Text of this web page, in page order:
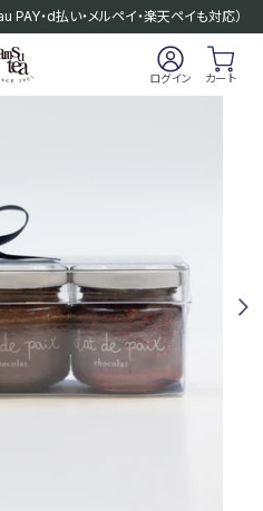
au PAY・d払い・メルペイ・楽天ペイも対応）
ログイン カート